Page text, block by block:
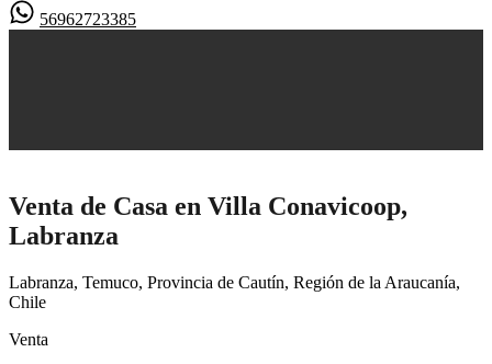
56962723385
Venta de Casa en Villa Conavicoop,
Labranza
Labranza, Temuco, Provincia de Cautín, Región de la Araucanía,
Chile
Venta